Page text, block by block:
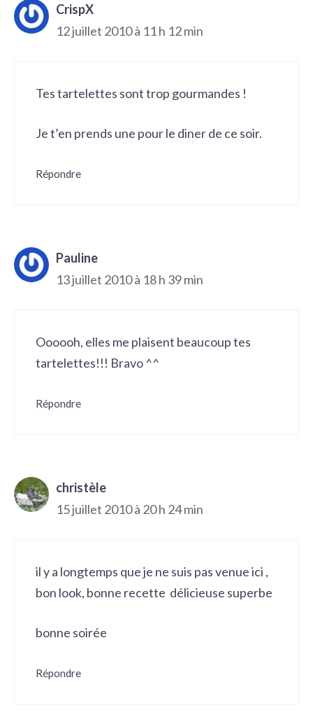
CrispX
12 juillet 2010 à 11 h 12 min
Tes tartelettes sont trop gourmandes !
Je t’en prends une pour le diner de ce soir.
Répondre
Pauline
13 juillet 2010 à 18 h 39 min
Oooooh, elles me plaisent beaucoup tes
tartelettes!!! Bravo ^^
Répondre
christèle
15 juillet 2010 à 20 h 24 min
il y a longtemps que je ne suis pas venue ici ,
bon look, bonne recette délicieuse superbe
bonne soirée
Répondre